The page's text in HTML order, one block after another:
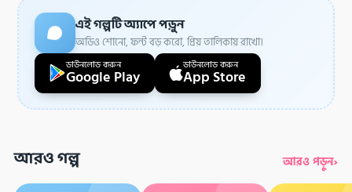
এই গল্পটি অ্যাপে পড়ুন
অডিও শোনো, ফন্ট বড় করো, প্রিয় তালিকায় রাখো।
ডাউনলোড করুন
Google Play
ডাউনলোড করুন
App Store
আরও গল্প আরও পড়ুন›